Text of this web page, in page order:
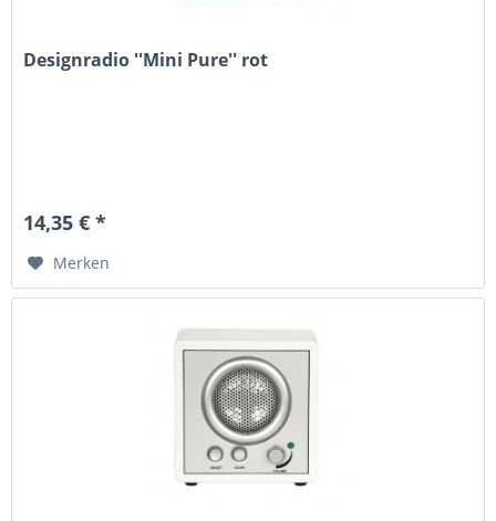
Designradio ''Mini Pure'' rot
14,35 € *
Merken